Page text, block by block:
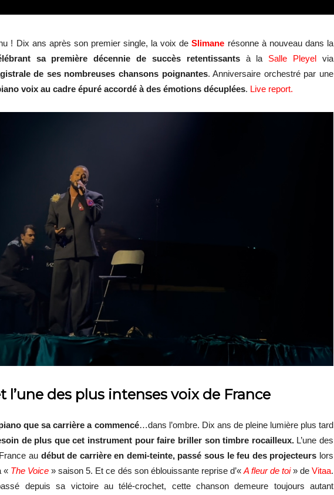
! Dix ans après son premier single, la voix deSlimane résonne à nouveau dans la
sa première décennie de succès retentissantsà la Salle Pleyel via
de ses nombreuses chansons poignantes. Anniversaire orchestré par une
voix au cadre épuré accordé à des émotions décuplées. Live report.
l’une des plus intenses voix de France
que sa carrière a commencé…dans l’ombre. Dix ans de pleine lumière plus tard
de plus que cet instrument pourfaire briller son timbre rocailleux.L’une des
au début de carrière en demi-teinte, passé sous le feu des projecteurs lors
« The Voice » saison 5. Et ce dés son éblouissante reprise d’« A fleur de toi» deVitaa.
depuis sa victoire au télé-crochet, cette chanson demeure toujours autant